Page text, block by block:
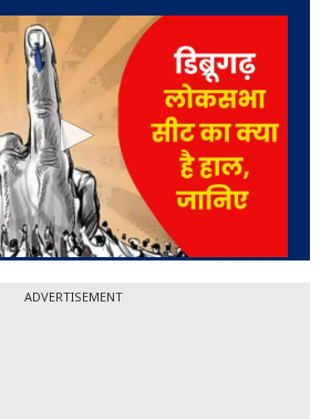
ADVERTISEMENT